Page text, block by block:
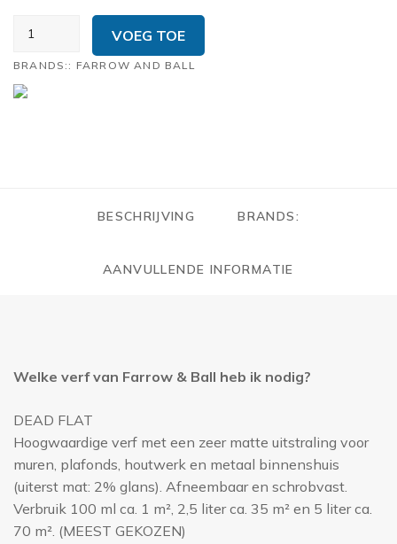
BALL
'SIGNATURE
PALETTE'
VOEG TOE
BRANDS:: FARROW AND BALL
BESCHRIJVING BRANDS:
AANVULLENDE INFORMATIE
Welke verf van Farrow & Ball heb ik nodig?
DEAD FLAT
Hoogwaardige verf met een zeer matte uitstraling voor
muren, plafonds, houtwerk en metaal binnenshuis
(uiterst mat: 2% glans). Afneembaar en schrobvast.
Verbruik 100 ml ca. 1 m², 2,5 liter ca. 35 m² en 5 liter ca.
70 m². (MEEST GEKOZEN)